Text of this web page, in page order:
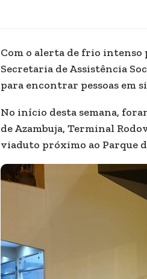
Com o alerta de frio intenso
Secretaria de Assistência
para encontrar pessoas em
No início desta semana,
de Azambuja, Terminal
viaduto próximo ao Parque